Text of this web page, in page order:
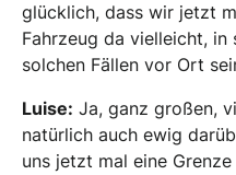
glücklich, dass wir jetzt
Fahrzeug da vielleicht,
solchen Fällen vor Ort
Luise: Ja, ganz großen,
natürlich auch ewig
uns jetzt mal eine